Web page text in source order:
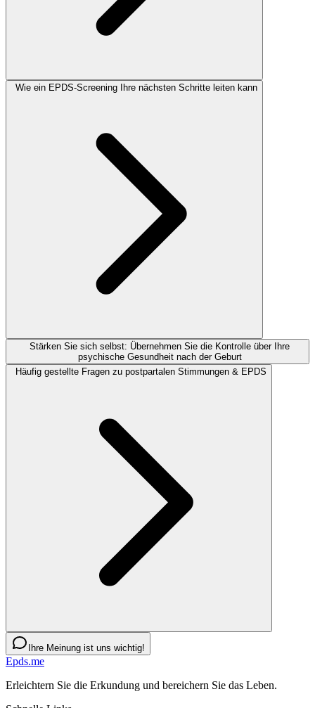
Wie ein EPDS-Screening Ihre nächsten Schritte leiten kann
Stärken Sie sich selbst: Übernehmen Sie die Kontrolle über Ihre
psychische Gesundheit nach der Geburt
Häufig gestellte Fragen zu postpartalen Stimmungen & EPDS
Ihre Meinung ist uns wichtig!
Epds.me
Erleichtern Sie die Erkundung und bereichern Sie das Leben.